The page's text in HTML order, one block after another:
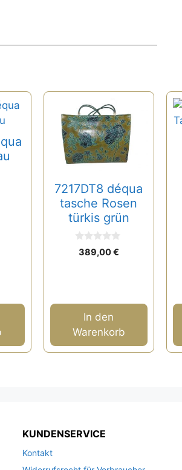
7217DT8 déqua
tasche Rosen
türkis grün
0
v389,00€
In den
Warenkorb
KUNDENSERVICE
Kontakt